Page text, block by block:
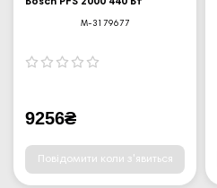
M-3179677
9256₴
Повідомити коли з'явиться